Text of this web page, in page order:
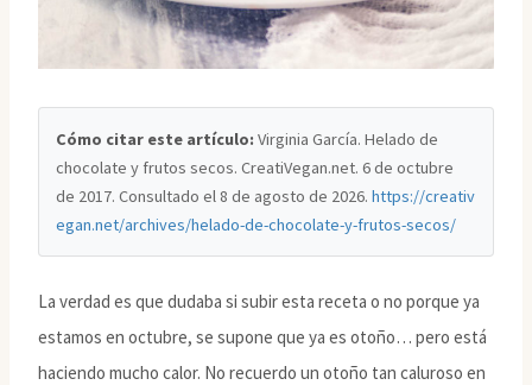
Cómo citar este artículo: Virginia García. Helado de
chocolate y frutos secos. CreatiVegan.net. 6 de octubre
de 2017. Consultado el 8 de agosto de 2026.https://creativ
egan.net/archives/helado-de-chocolate-y-frutos-secos/
La verdad es que dudaba si subir esta receta o no porque ya
estamos en octubre, se supone que ya es otoño… pero está
haciendo mucho calor. No recuerdo un otoño tan caluroso en